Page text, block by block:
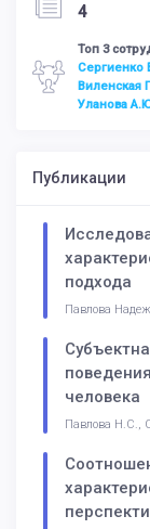
4
Топ 3
Сергиенко
Виленская
Уланова
Публикации
подхода
Павлова
человека
Павлова Н.С.,